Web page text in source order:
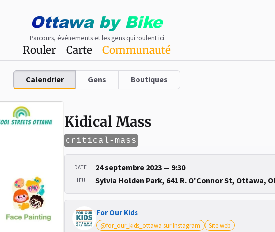
Ottawaby Bike
Parcours, événements et les gens qui roulent ici
Rouler Carte Communauté
Calendrier Gens Boutiques
Kidical Mass
critical-mass
DATE 24 septembre 2023 — 9:30
LIEU Sylvia Holden Park, 641 R. O'Connor St, Ottawa,
For Our Kids
@for_our_kids_ottawa sur Instagram Site web